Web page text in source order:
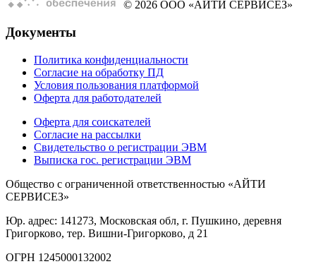
© 2026 ООО «АЙТИ СЕРВИСЕЗ»
Документы
Политика конфиденциальности
Согласие на обработку ПД
Условия пользования платформой
Оферта для работодателей
Оферта для соискателей
Согласие на рассылки
Свидетельство о регистрации ЭВМ
Выписка гос. регистрации ЭВМ
Общество с ограниченной ответственностью «АЙТИ
СЕРВИСЕЗ»
Юр. адрес: 141273, Московская обл, г. Пушкино, деревня
Григорково, тер. Вишни-Григорково, д 21
ОГРН 1245000132002